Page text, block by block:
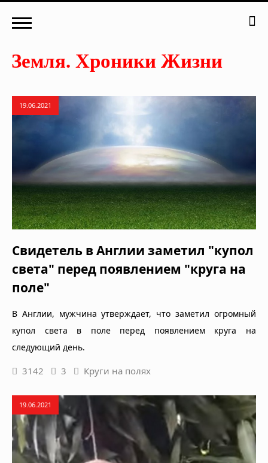
19.06.2021
Свидетель в Англии заметил "купол
света" перед появлением "круга на
поле"
В Англии, мужчина утверждает, что заметил огромный
купол света в поле перед появлением круга на
следующий день.
3142 3 Круги на полях
19.06.2021